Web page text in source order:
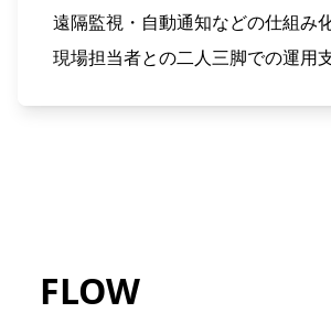
遠隔監視・自動通知などの仕組み
現場担当者との二人三脚での運用
FLOW